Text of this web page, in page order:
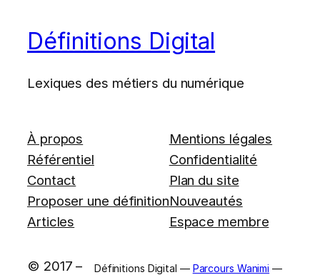
Définitions Digital
Lexiques des métiers du numérique
À propos
Référentiel
Contact
Proposer une définition
Articles
Mentions légales
Confidentialité
Plan du site
Nouveautés
Espace membre
© 2017 – Définitions Digital — Parcours Wanimi —